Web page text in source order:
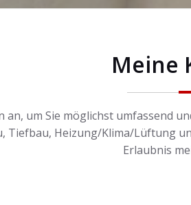
Meine
um Sie möglichst umfassend
Tiefbau, Heizung/Klima/Lüftung
Erlaubnis